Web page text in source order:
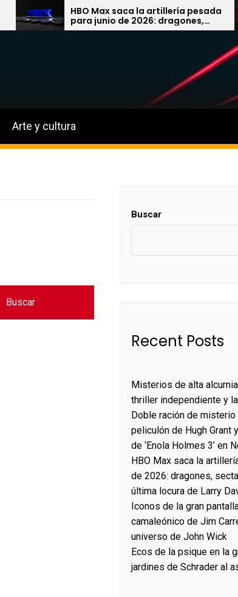
HBO Max saca la artillería pesada
para junio de 2026: dragones,
sectas ochenteras y la última
Arte y cultura
Buscar
Recent Posts
Misterios de alta
thriller independiente y
Doble ración de misterio
peliculón de Hugh Grant
de ‘Enola Holmes 3’ en
HBO Max saca la
de 2026: dragones,
última locura de Larry
Iconos de la gran
camaleónico de Jim
universo de John Wick
Ecos de la psique en la
jardines de Schrader al